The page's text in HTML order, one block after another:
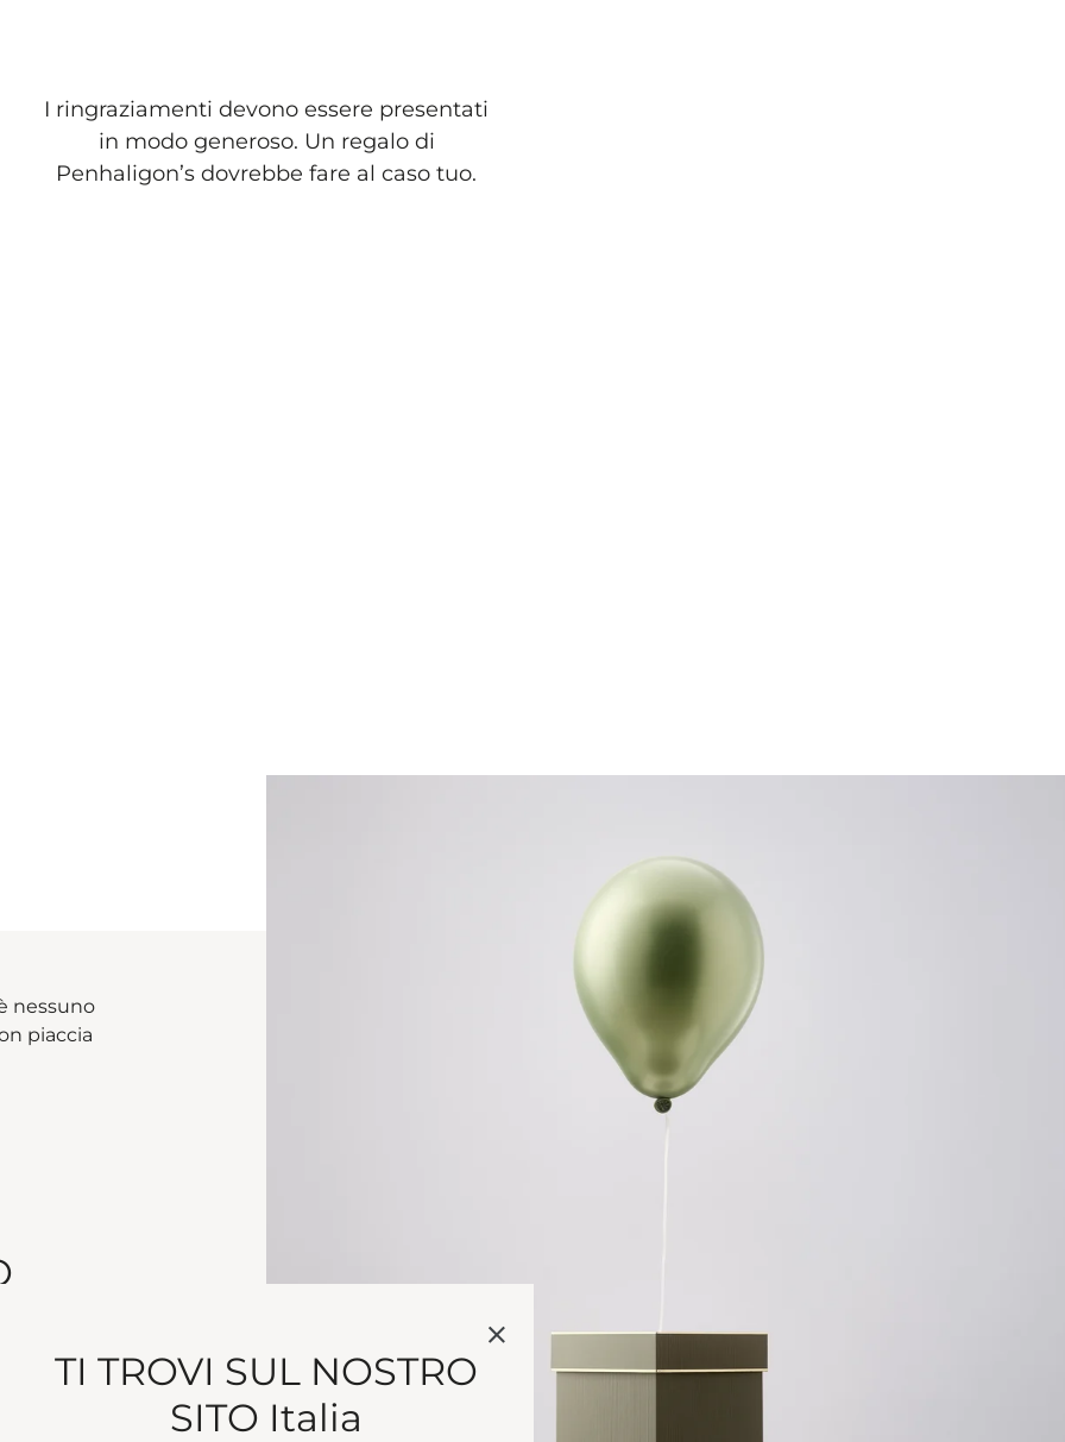
I ringraziamenti devono essere presentati
in modo generoso. Un regalo di
Penhaligon’s dovrebbe fare al caso tuo.
nessuno
piaccia
TI TROVI SUL NOSTRO
SITO Italia